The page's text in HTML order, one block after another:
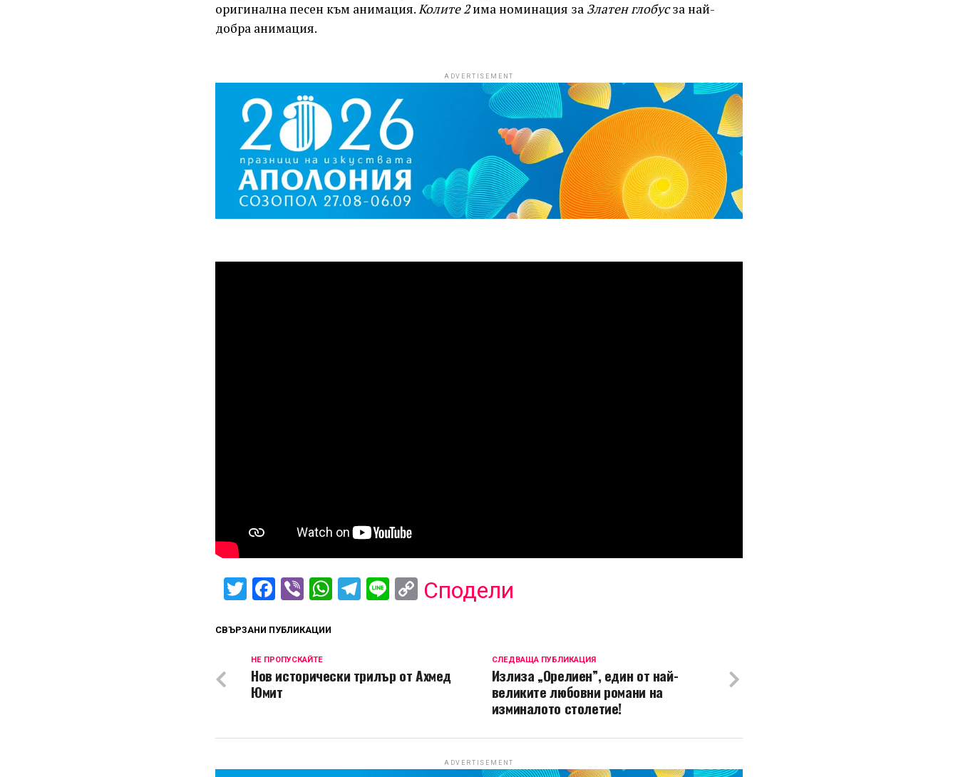
оригинална песен към анимация.Колите 2има номинация за Златен глобусза най-
добра анимация.
ADVERTISEMENT
Twitter
Facebook
ViberWhatsApp
Telegram
LineCopy
Сподели
СВЪРЗАНИ ПУБЛИКАЦИИ
СЛЕДВАЩА ПУБЛИКАЦИЯ
Излиза „Орелиен”, един от най-
великите любовни романи на
изминалото столетие!
НЕ ПРОПУСКАЙТЕ
Нов исторически трилър от Ахмед
Юмит
ADVERTISEMENT